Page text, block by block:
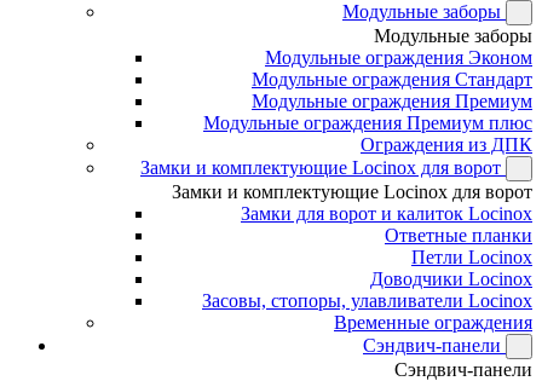
Модульные заборы
Модульные заборы
Модульные ограждения Эконом
Модульные ограждения Стандарт
Модульные ограждения Премиум
Модульные ограждения Премиум плюс
Ограждения из ДПК
Замки и комплектующие Locinox для ворот
Замки и комплектующие Locinox для ворот
Замки для ворот и калиток Locinox
Ответные планки
Петли Locinox
Доводчики Locinox
Засовы, стопоры, улавливатели Locinox
Временные ограждения
Сэндвич-панели
Сэндвич-панели